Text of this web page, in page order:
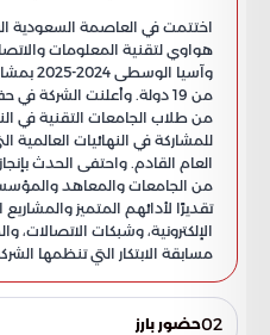
اختتمت في العاصمة السعودية
هواوي لتقنية المعلومات
من طلاب الجامعات التقنية في
للمشاركة في النهائيات
العام القادم. واحتفى الحدث
من الجامعات والمعاهد
تقديرًا لأدائهم المتميز
الإلكترونية، وشبكات الاتصالات،
مسابقة الابتكار التي تنظمها
02حضور بارز